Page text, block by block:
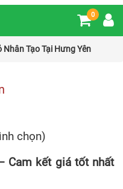
0
Nhân Tạo Tại Hưng Yên
chọn)
Cam kết giá tốt nhất